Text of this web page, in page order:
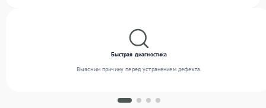
Быстрая диагностика
Выясним причину перед устранением дефекта.